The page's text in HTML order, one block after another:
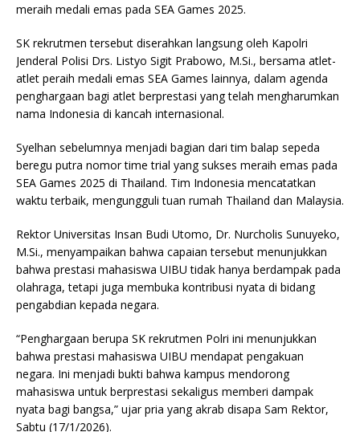
meraih medali emas pada SEA Games 2025.
SK rekrutmen tersebut diserahkan langsung oleh Kapolri
Jenderal Polisi Drs. Listyo Sigit Prabowo, M.Si., bersama atlet-
atlet peraih medali emas SEA Games lainnya, dalam agenda
penghargaan bagi atlet berprestasi yang telah mengharumkan
nama Indonesia di kancah internasional.
Syelhan sebelumnya menjadi bagian dari tim balap sepeda
beregu putra nomor time trial yang sukses meraih emas pada
SEA Games 2025 di Thailand. Tim Indonesia mencatatkan
waktu terbaik, mengungguli tuan rumah Thailand dan Malaysia.
Rektor Universitas Insan Budi Utomo, Dr. Nurcholis Sunuyeko,
M.Si., menyampaikan bahwa capaian tersebut menunjukkan
bahwa prestasi mahasiswa UIBU tidak hanya berdampak pada
olahraga, tetapi juga membuka kontribusi nyata di bidang
pengabdian kepada negara.
“Penghargaan berupa SK rekrutmen Polri ini menunjukkan
bahwa prestasi mahasiswa UIBU mendapat pengakuan
negara. Ini menjadi bukti bahwa kampus mendorong
mahasiswa untuk berprestasi sekaligus memberi dampak
nyata bagi bangsa,” ujar pria yang akrab disapa Sam Rektor,
Sabtu (17/1/2026).